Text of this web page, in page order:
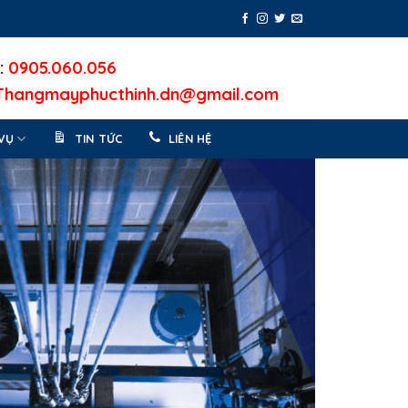
0905.060.056
TIN TỨC LIÊN HỆ